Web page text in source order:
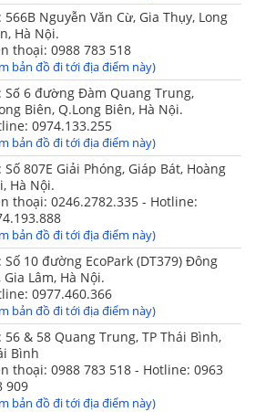
ruột, thêu họa tiết bắt mắt
566B Nguyễn Văn Cừ, Gia Thụy, Long
Hà Nội.
thoại: 0988 783 518
bản đồ đi tới địa điểm này)
Số 6 đường Đàm Quang Trung,
Biên, Q.Long Biên, Hà Nội.
0974.133.255
bản đồ đi tới địa điểm này)
Số 807E Giải Phóng, Giáp Bát, Hoàng
Hà Nội.
thoại: 0246.2782.335 - Hotline:
bản đồ đi tới địa điểm này)
Số 10 đường EcoPark (DT379) Đông
Gia Lâm, Hà Nội.
0977.460.366
bản đồ đi tới địa điểm này)
56 & 58 Quang Trung, TP Thái Bình,
Bình
thoại: 0988 783 518 - Hotline: 0963
909
bản đồ đi tới địa điểm này)